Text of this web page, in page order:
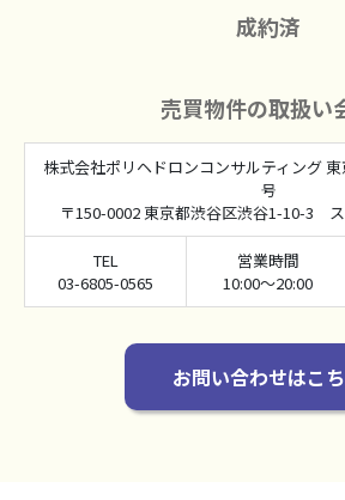
成約済
売買物件の取扱い
株式会社ポリヘドロンコンサルティング
号
〒150-0002 東京都渋谷区渋谷1-10-3
TEL
03-6805-0565
営業時間
10:00～20:00
お問い合わせはこ